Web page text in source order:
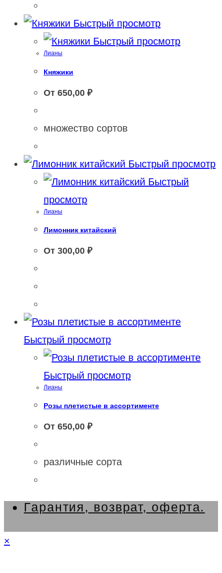
Быстрый просмотр
Быстрый просмотр
Лианы
Княжики
От 650,00 ₽
множество сортов
Быстрый просмотр
Быстрый
просмотр
Лианы
Лимонник китайский
От 300,00 ₽
Быстрый просмотр
Быстрый просмотр
Лианы
Розы плетистые в ассортименте
От 650,00 ₽
различные сорта
Гарантия, возврат, оферта.
×